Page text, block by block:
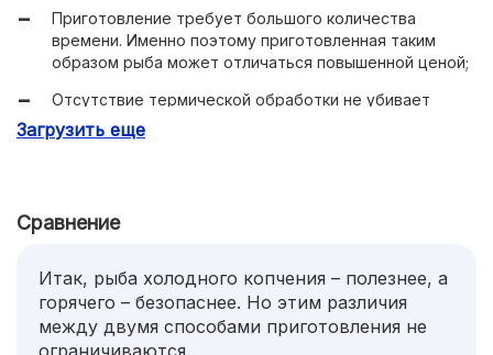
В готовом блюде содержится меньше летучих смол,
опасных для людей с чувствительным пищеварением
или его функциональными нарушениями.
Приготовление требует большого количества
времени. Именно поэтому приготовленная таким
образом рыба может отличаться повышенной ценой;
Отсутствие термической обработки не убивает
паразитов, их яйца и вредоносные бактерии;
Загрузить еще
Сравнение
Итак, рыба холодного копчения – полезнее, а
горячего – безопаснее. Но этим различия
между двумя способами приготовления не
ограничиваются.